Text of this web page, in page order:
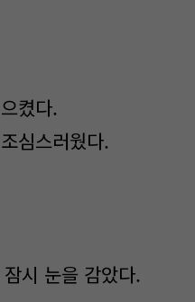
켰다.
심스러웠다.
시 눈을 감았다.